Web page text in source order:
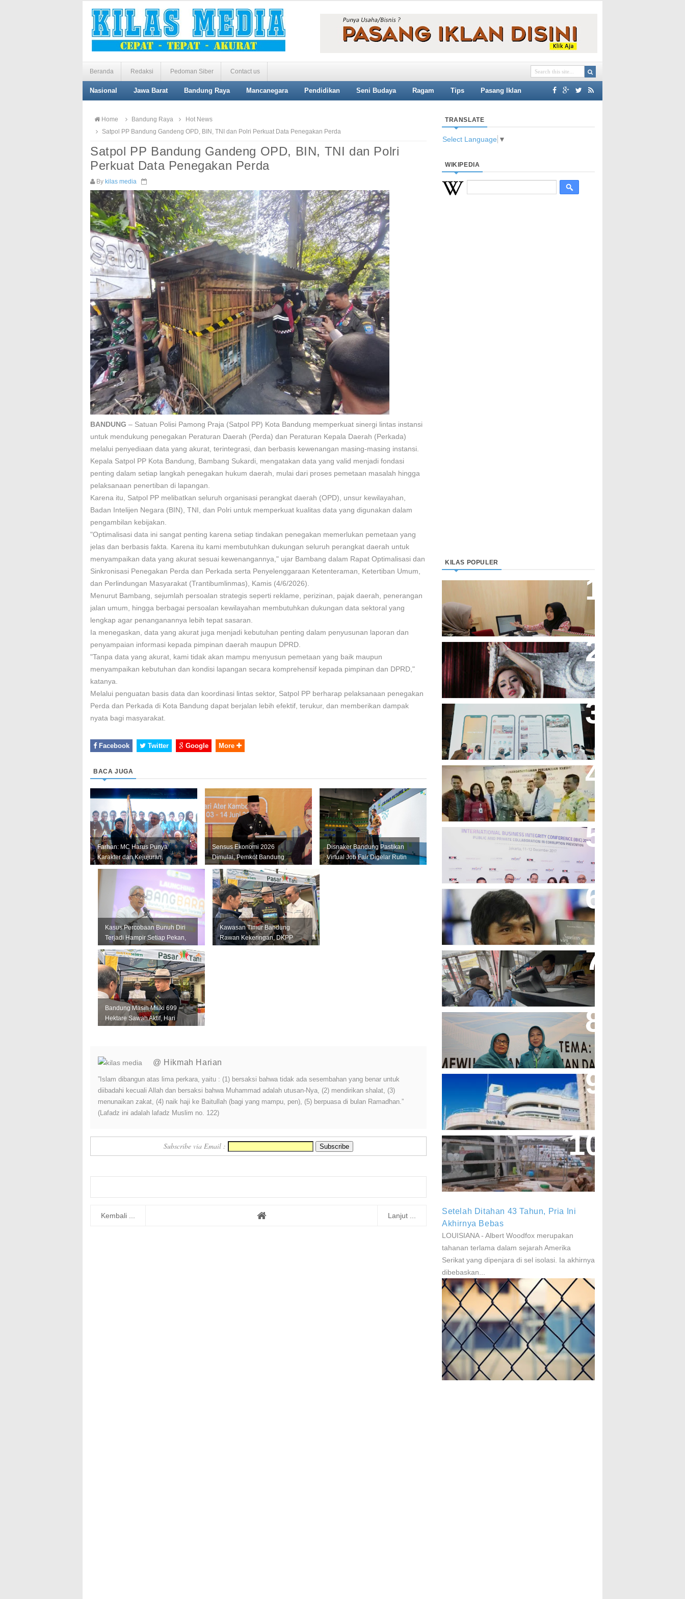
Beranda Redaksi Pedoman Siber Contact us
Nasional Jawa Barat Bandung Raya Mancanegara Pendidikan Seni Budaya Ragam Tips Pasang Iklan
Home Bandung Raya
Hot News
Satpol PP Bandung Gandeng OPD, BIN, TNI dan Polri Perkuat Data Penegakan Perda
Satpol PP Bandung Gandeng OPD, BIN, TNI dan Polri
Perkuat Data Penegakan Perda
By kilas media
BANDUNG – Satuan Polisi Pamong Praja (Satpol PP) Kota Bandung memperkuat sinergi lintas instansi
untuk mendukung penegakan Peraturan Daerah (Perda) dan Peraturan Kepala Daerah (Perkada)
melalui penyediaan data yang akurat, terintegrasi, dan berbasis kewenangan masing-masing instansi.
Kepala Satpol PP Kota Bandung, Bambang Sukardi, mengatakan data yang valid menjadi fondasi
penting dalam setiap langkah penegakan hukum daerah, mulai dari proses pemetaan masalah hingga
pelaksanaan penertiban di lapangan.
Karena itu, Satpol PP melibatkan seluruh organisasi perangkat daerah (OPD), unsur kewilayahan,
Badan Intelijen Negara (BIN), TNI, dan Polri untuk memperkuat kualitas data yang digunakan dalam
pengambilan kebijakan.
"Optimalisasi data ini sangat penting karena setiap tindakan penegakan memerlukan pemetaan yang
jelas dan berbasis fakta. Karena itu kami membutuhkan dukungan seluruh perangkat daerah untuk
menyampaikan data yang akurat sesuai kewenangannya," ujar Bambang dalam Rapat Optimalisasi dan
Sinkronisasi Penegakan Perda dan Perkada serta Penyelenggaraan Ketenteraman, Ketertiban Umum,
dan Perlindungan Masyarakat (Trantibumlinmas), Kamis (4/6/2026).
Menurut Bambang, sejumlah persoalan strategis seperti reklame, perizinan, pajak daerah, penerangan
jalan umum, hingga berbagai persoalan kewilayahan membutuhkan dukungan data sektoral yang
lengkap agar penanganannya lebih tepat sasaran.
Ia menegaskan, data yang akurat juga menjadi kebutuhan penting dalam penyusunan laporan dan
penyampaian informasi kepada pimpinan daerah maupun DPRD.
"Tanpa data yang akurat, kami tidak akan mampu menyusun pemetaan yang baik maupun
menyampaikan kebutuhan dan kondisi lapangan secara komprehensif kepada pimpinan dan DPRD,"
katanya.
Melalui penguatan basis data dan koordinasi lintas sektor, Satpol PP berharap pelaksanaan penegakan
Perda dan Perkada di Kota Bandung dapat berjalan lebih efektif, terukur, dan memberikan dampak
nyata bagi masyarakat.
Facebook Twitter Google More
BACA JUGA
Farhan: MC Harus Punya
Karakter dan Kejujuran,
Jangan Jadi Tiruan Orang
Lain
Sensus Ekonomi 2026
Dimulai, Pemkot Bandung
Andalkan Data Akurat untuk
Perkuat U...
Disnaker Bandung Pastikan
Virtual Job Fair Digelar Rutin
Kasus Percobaan Bunuh Diri
Terjadi Hampir Setiap Pekan,
Pemkot Bandung Perkuat L...
Kawasan Timur Bandung
Rawan Kekeringan, DKPP
Bandung Masih Miliki 699
Hektare Sawah Aktif, Hari
@ Hikmah Harian
”Islam dibangun atas lima perkara, yaitu : (1) bersaksi bahwa tidak ada sesembahan yang benar untuk
diibadahi kecuali Allah dan bersaksi bahwa Muhammad adalah utusan-Nya, (2) mendirikan shalat, (3)
menunaikan zakat, (4) naik haji ke Baitullah (bagi yang mampu, pen), (5) berpuasa di bulan Ramadhan.”
(Lafadz ini adalah lafadz Muslim no. 122)
Subscribe via Email :
Kembali ... Lanjut ...
TRANSLATE
Select Language ▼
WIKIPEDIA
KILAS POPULER
Keuangan Syariah Di Indonesia
Meningkat
Cupi Cupita Luncurkan Single
“Yo Uwis”
Bandung Great Sale 2020 Go
Online Resmi Dimulai
Bank Bjb Fasilitasi Kredit Modal
Kerja Konstruksi PT Adhi Karya
Keren, Bank BJB Kantongi
Puluhan Penghargaan Sepanjang
2017
Dicibir Di Medsos, Manny
Pacquiao Tegaskan Pendirian
Tolak LGBT
Bjb T Samsat Manjakan Nasabah
Dalam Bayar Pajak Kendaraan
Perpres No.99/2017 Bisa Jadi
Acuan Semangat Pengabdian
Aher Minta Pemerintah Pusat
Masukan Kembali BJB Sebagai
Penyalur KUR
Paparan Pestisida Sebabkan
Parkinson Dan Kanker
Setelah Ditahan 43 Tahun, Pria Ini
Akhirnya Bebas
LOUISIANA - Albert Woodfox merupakan
tahanan terlama dalam sejarah Amerika
Serikat yang dipenjara di sel isolasi. Ia akhirnya
dibebaskan...